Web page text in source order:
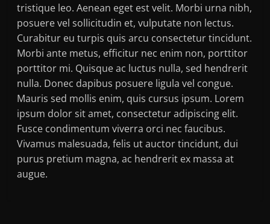
tristique leo. Aenean eget est velit. Morbi urna nibh,
posuere vel sollicitudin et, vulputate non lectus.
Curabitur eu turpis quis arcu consectetur tincidunt.
Morbi ante metus, efficitur nec enim non, porttitor
porttitor mi. Quisque ac luctus nulla, sed hendrerit
nulla. Donec dapibus posuere ligula vel congue.
Mauris sed mollis enim, quis cursus ipsum. Lorem
ipsum dolor sit amet, consectetur adipiscing elit.
Fusce condimentum viverra orci nec faucibus.
Vivamus malesuada, felis ut auctor tincidunt, dui
purus pretium magna, ac hendrerit ex massa at
augue.